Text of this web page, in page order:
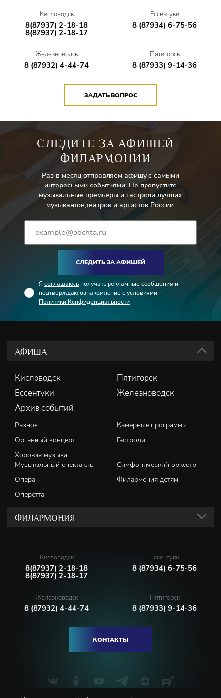
Кисловодск
8(87937) 2-18-18
8(87937) 2-18-17
Ессентуки
8 (87934) 6-75-56
Железноводск
8 (87932) 4-44-74
Пятигорск
8 (87933) 9-14-36
ЗАДАТЬ ВОПРОС
СЛЕДИТЕ ЗА АФИШЕЙ
ФИЛАРМОНИИ
Раз в месяц отправляем афишу с самыми
интересными событиями. Не пропустите
музыкальные премьеры и гастроли лучших
музыкантов,театров и артистов России.
СЛЕДИТЬ ЗА АФИШЕЙ
Я соглашаюсь получать рекламные сообщения и
подтверждаю ознакомление с условиями
Политики Конфиденциальности
АФИША
Кисловодск
Пятигорск
Ессентуки
Железноводск
Архив событий
Разное
Камерные программы
Органный концерт
Гастроли
Хоровая музыка
Музыкальный спектакль
Симфонический оркестр
Опера
Филармония детям
Оперетта
ФИЛАРМОНИЯ
Кисловодск
8(87937) 2-18-18
8(87937) 2-18-17
Ессентуки
8 (87934) 6-75-56
Железноводск
8 (87932) 4-44-74
Пятигорск
8 (87933) 9-14-36
КОНТАКТЫ